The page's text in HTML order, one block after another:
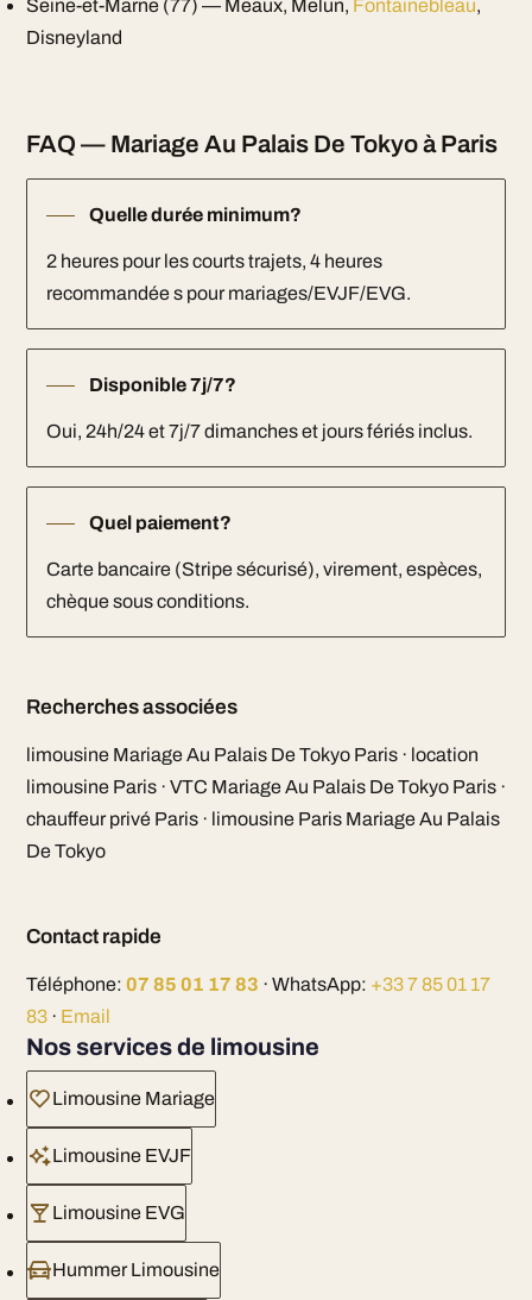
Seine-et-Marne (77) — Meaux, Melun, Fontainebleau,
Disneyland
FAQ — Mariage Au Palais De Tokyo à Paris
Quelle durée minimum?
2 heures pour les courts trajets, 4 heures
recommandée s pour mariages/EVJF/EVG.
Disponible 7j/7?
Oui, 24h/24 et 7j/7 dimanches et jours fériés inclus.
Quel paiement?
Carte bancaire (Stripe sécurisé), virement, espèces,
chèque sous conditions.
Recherches associées
limousine Mariage Au Palais De Tokyo Paris · location
limousine Paris · VTC Mariage Au Palais De Tokyo Paris ·
chauffeur privé Paris · limousine Paris Mariage Au Palais
De Tokyo
Contact rapide
Téléphone: 07 85 01 17 83 · WhatsApp: +33 7 85 01 17
83· Email
Nos services de limousine
Limousine Mariage
Limousine EVJF
Limousine EVG
Hummer Limousine